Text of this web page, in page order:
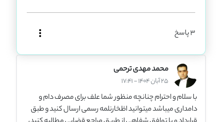
3 پاسخ
محمد مهدی ترحمی
25 آبان 1404 - 17:41
با سلام و احترام چنانچه منظور شما علف برای مصرف دام و
دامداری میباشد میتوانید اظخارنلمه رسمی ارسال کنید و طبق